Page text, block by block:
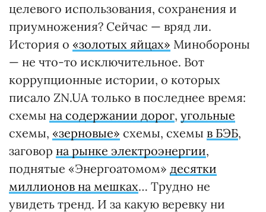
целевого использования, сохранения и
приумножения? Сейчас — вряд ли.
История о «золотых яйцах» Минобороны
— не что-то исключительное. Вот
коррупционные истории, о которых
писало ZN.UA только в последнее время:
схемы на содержании дорог, угольные
схемы, «зерновые» схемы, схемы в БЭБ,
заговор на рынке электроэнергии,
поднятые «Энергоатомом» десятки
миллионов на мешках… Трудно не
увидеть тренд. И за какую веревку ни